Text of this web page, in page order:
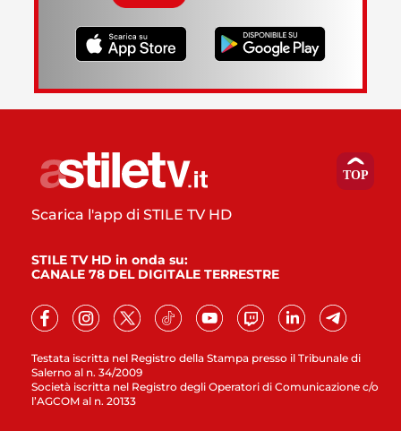
Testata iscritta nel Registro della Stampa presso il Tribunale di
Salerno al n. 34/2009
Società iscritta nel Registro degli Operatori di Comunicazione c/o
l’AGCOM al n. 20133
Scarica l'app di STILE TV HD
STILE TV HD in onda su:
CANALE 78 DEL DIGITALE TERRESTRE